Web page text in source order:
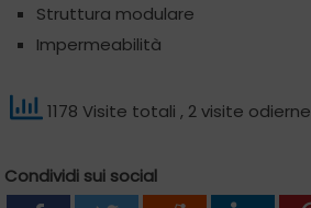
Struttura modulare
Impermeabilità
1178 Visite totali , 2 visite odierne
Condividi sui social